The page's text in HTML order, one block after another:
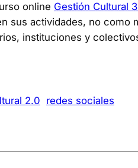
online Gestión Cultural
sus actividades, no
instituciones y
2.0 redes sociales